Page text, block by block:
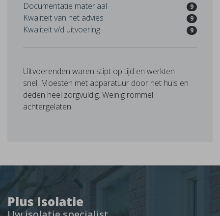
Plus Isolatie
Documentatie materiaal 9
Kwaliteit van het advies 9
Kwaliteit v/d uitvoering 9
Uitvoerenden waren stipt op tijd en werkten
snel. Moesten met apparatuur door het huis en
deden heel zorgvuldig. Weinig rommel
achtergelaten.